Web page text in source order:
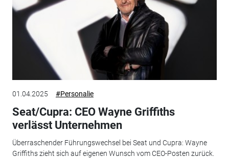
01.04.2025 #Personalie
Seat/Cupra: CEO Wayne Griffiths
verlässt Unternehmen
Überraschender Führungswechsel bei Seat und Cupra: Wayne
Griffiths zieht sich auf eigenen Wunsch vom CEO-Posten zurück.